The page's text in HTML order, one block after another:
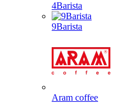
4Barista
9Barista
Aram coffee